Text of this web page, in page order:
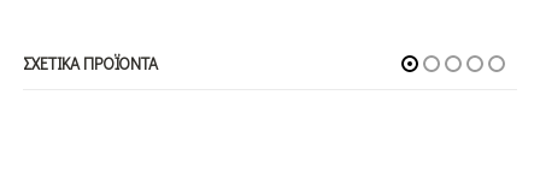
ΣΧΕΤΙΚΆ ΠΡΟΪΌΝΤΑ